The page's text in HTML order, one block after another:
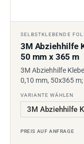
SELBSTKLEBENDE
3M Abziehhilfe
50 mm x 365 m
3M Abziehhilfe
0,10 mm, 50x365
VARIANTE WÄHLEN
PREIS AUF ANFRAGE